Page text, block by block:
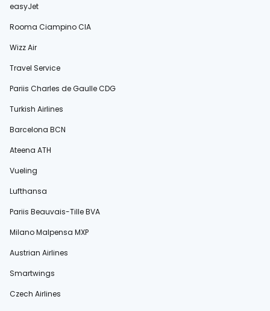
easyJet
Rooma Ciampino CIA
Wizz Air
Travel Service
Pariis Charles de Gaulle CDG
Turkish Airlines
Barcelona BCN
Ateena ATH
Vueling
Lufthansa
Pariis Beauvais-Tille BVA
Milano Malpensa MXP
Austrian Airlines
Smartwings
Czech Airlines